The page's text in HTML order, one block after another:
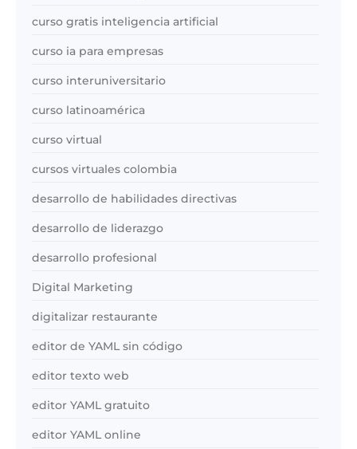
curso gratis inteligencia artificial
curso ia para empresas
curso interuniversitario
curso latinoamérica
curso virtual
cursos virtuales colombia
desarrollo de habilidades directivas
desarrollo de liderazgo
desarrollo profesional
Digital Marketing
digitalizar restaurante
editor de YAML sin código
editor texto web
editor YAML gratuito
editor YAML online